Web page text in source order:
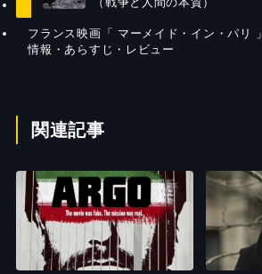
フランス映画「 マーメイド・イン・パリ
情報・あらすじ・レビュー
関連記事